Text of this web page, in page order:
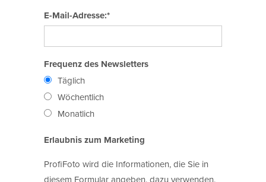
E-Mail-Adresse:*
Frequenz des Newsletters
Täglich
Wöchentlich
Monatlich
Erlaubnis zum Marketing
ProfiFoto wird die Informationen, die Sie in
diesem Formular angeben, dazu verwenden,